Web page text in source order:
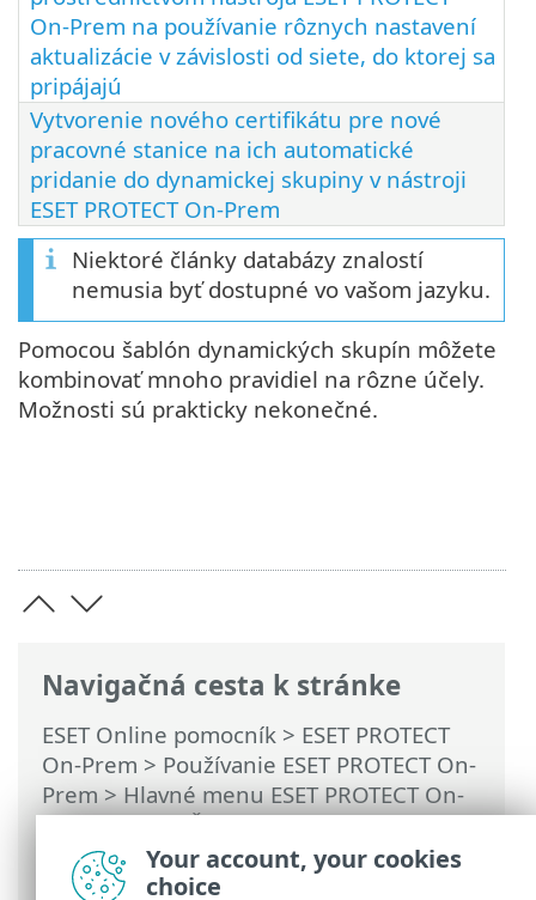
Navigačná cesta k stránke
ESET Online pomocník > ESET PROTECT
On-Prem > Používanie ESET PROTECT On-
Prem>Hlavné menu ESET PROTECT On-
Prem>Viac>Šablóny dynamickej
skupiny> Šablóna dynamickej skupiny –
príklady
On-Prem na používanie rôznych nastavení
aktualizácie v závislosti od siete, do ktorej sa
pripájajú
Vytvorenie nového certifikátu pre nové
pracovné stanice na ich automatické
pridanie do dynamickej skupiny v nástroji
ESET PROTECT On-Prem
Niektoré články databázy znalostí
nemusia byť dostupné vo vašom jazyku.
Pomocou šablón dynamických skupín môžete
kombinovať mnoho pravidiel na rôzne účely.
Možnosti sú prakticky nekonečné.
Your account, your cookies
choice